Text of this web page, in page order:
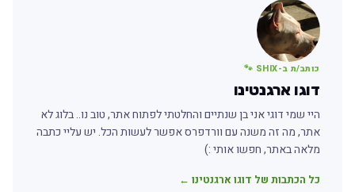
כותב/ת ב-SHIX 🐾
דוגו ארגנטינו
היי שמי דוגי אני בן שנתיים והחלטתי לפתוח אתר, טוב נו.. בלוג לא
אתר, מה זה משנה עם וורדפרס אפשר לעשות הכל. יש עליי כתבה
מלאה באתר, חפשו אותי :)
כל הכתבות של דוגו ארגנטינו ←